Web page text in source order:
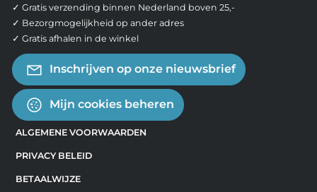
✓ Gratis verzending binnen Nederland boven 25,-
✓ Bezorgmogelijkheid op ander adres
✓ Gratis afhalen in de winkel
Inschrijven op onze nieuwsbrief
Mijn cookies beheren
ALGEMENE VOORWAARDEN
PRIVACY BELEID
BETAALWIJZE